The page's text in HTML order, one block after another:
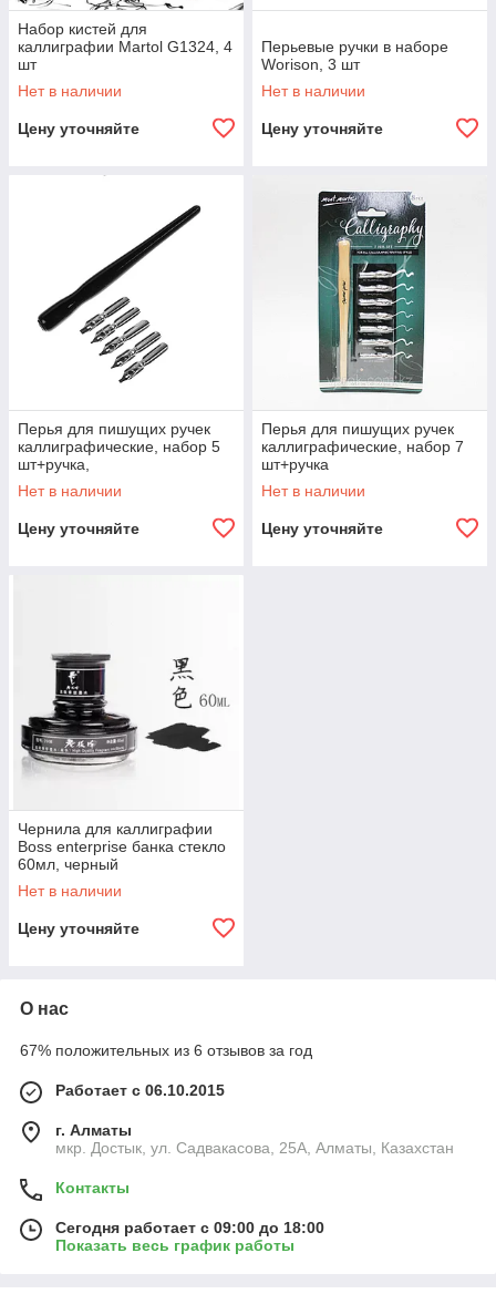
Набор кистей для
каллиграфии Martol G1324, 4
шт
Нет в наличии
Цену уточняйте
Перьевые ручки в наборе
Worison, 3 шт
Нет в наличии
Цену уточняйте
Перья для пишущих ручек
каллиграфические, набор 5
шт+ручка,
Нет в наличии
Цену уточняйте
Перья для пишущих ручек
каллиграфические, набор 7
шт+ручка
Нет в наличии
Цену уточняйте
Чернила для каллиграфии
Boss enterprise банка стекло
60мл, черный
Нет в наличии
Цену уточняйте
О нас
67% положительных из 6 отзывов за год
Работает с 06.10.2015
г. Алматы
мкр. Достык, ул. Садвакасова, 25А, Алматы, Казахстан
Контакты
Сегодня работает с 09:00 до 18:00
Показать весь график работы